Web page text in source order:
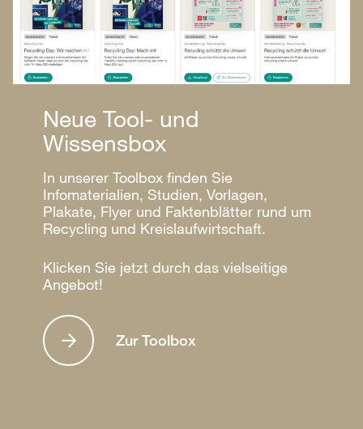
Neue Tool- und
Wissensbox
In unserer Toolbox finden Sie
Infomaterialien, Studien, Vorlagen,
Plakate, Flyer und Faktenblätter rund um
Recycling und Kreislaufwirtschaft.
Klicken Sie jetzt durch das vielseitige
Angebot!
Zur Toolbox